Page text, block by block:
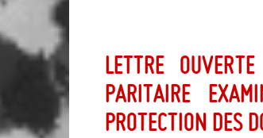
Lettre ouverte
paritaire
protection des